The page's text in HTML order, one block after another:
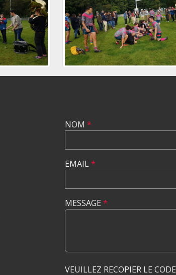
NOM *
EMAIL*
MESSAGE *
VEUILLEZ RECOPIER LE CODE